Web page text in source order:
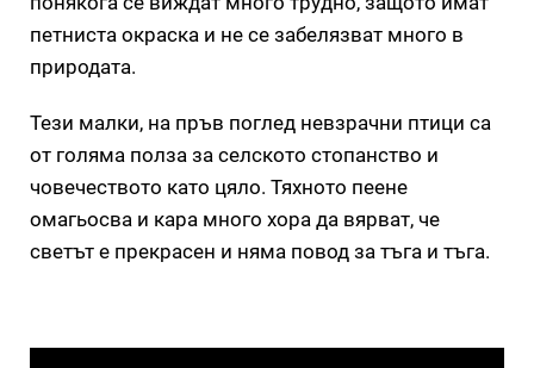
петниста окраска и не се забелязват много в
природата.
Тези малки, на пръв поглед невзрачни птици са
от голяма полза за селското стопанство и
човечеството като цяло. Тяхното пеене
омагьосва и кара много хора да вярват, че
светът е прекрасен и няма повод за тъга и тъга.